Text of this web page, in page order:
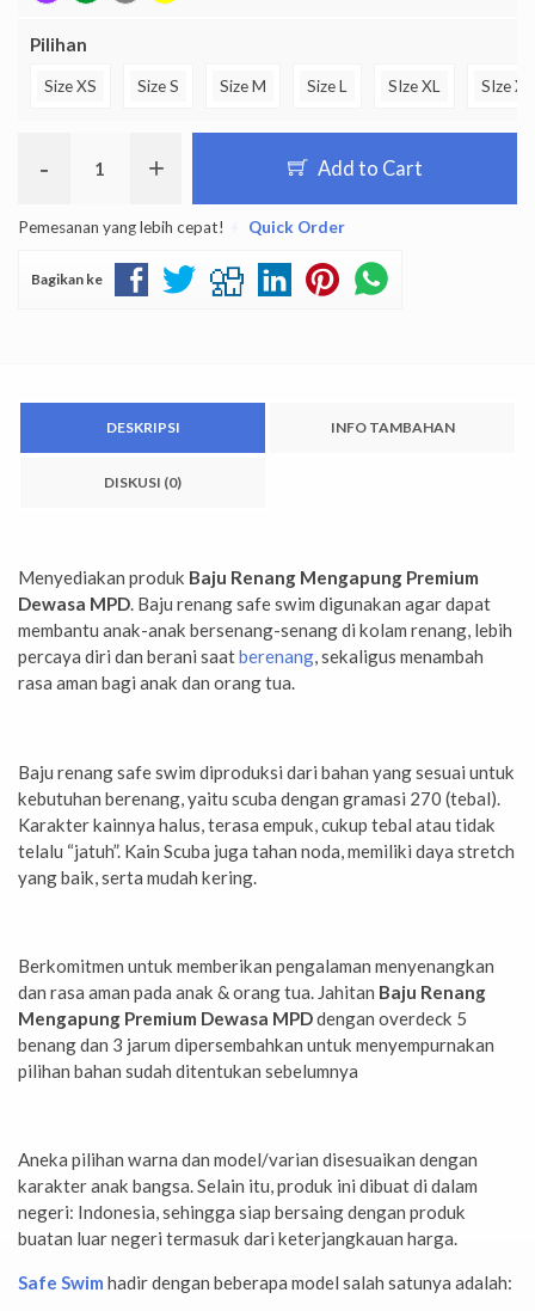
Pilihan
Size XS Size S Size M Size L SIze XL SIze
- + Add to Cart
Pemesanan yang lebih cepat! Quick Order
Bagikan ke
DESKRIPSI INFO TAMBAHAN
DISKUSI (0)
Menyediakan produk Baju Renang Mengapung Premium
Dewasa MPD. Baju renang safe swim digunakan agar dapat
membantu anak-anak bersenang-senang di kolam renang, lebih
percaya diri dan berani saatberenang, sekaligus menambah
rasa aman bagi anak dan orang tua.
Baju renang safe swim diproduksi dari bahan yang sesuai untuk
kebutuhan berenang, yaitu scuba dengan gramasi 270 (tebal).
Karakter kainnya halus, terasa empuk, cukup tebal atau tidak
telalu “jatuh”. Kain Scuba juga tahan noda, memiliki daya stretch
yang baik, serta mudah kering.
Berkomitmen untuk memberikan pengalaman menyenangkan
dan rasa aman pada anak & orang tua. Jahitan Baju Renang
Mengapung Premium Dewasa MPDdengan overdeck 5
benang dan 3 jarum dipersembahkan untuk menyempurnakan
pilihan bahan sudah ditentukan sebelumnya
Aneka pilihan warna dan model/varian disesuaikan dengan
karakter anak bangsa. Selain itu, produk ini dibuat di dalam
negeri: Indonesia, sehingga siap bersaing dengan produk
buatan luar negeri termasuk dari keterjangkauan harga.
Safe Swim hadir dengan beberapa model salah satunya adalah: